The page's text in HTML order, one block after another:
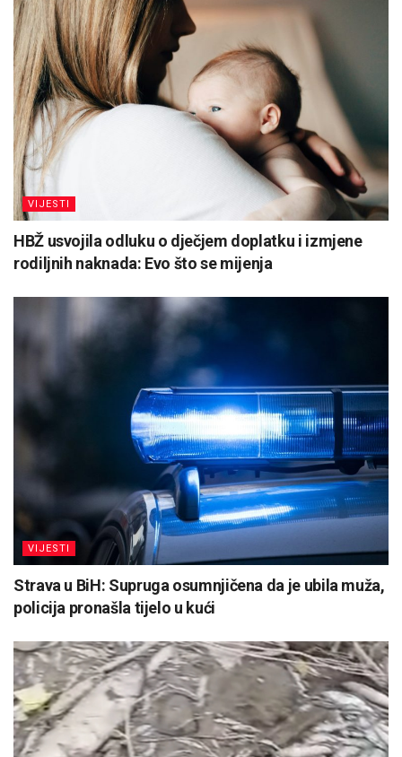
VIJESTI
HBŽ usvojila odluku o dječjem doplatku i izmjene
rodiljnih naknada: Evo što se mijenja
VIJESTI
Strava u BiH: Supruga osumnjičena da je ubila muža,
policija pronašla tijelo u kući